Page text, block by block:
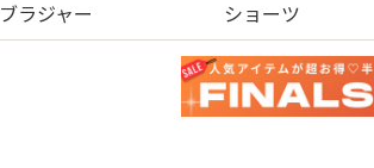
ブラジャー ショーツ